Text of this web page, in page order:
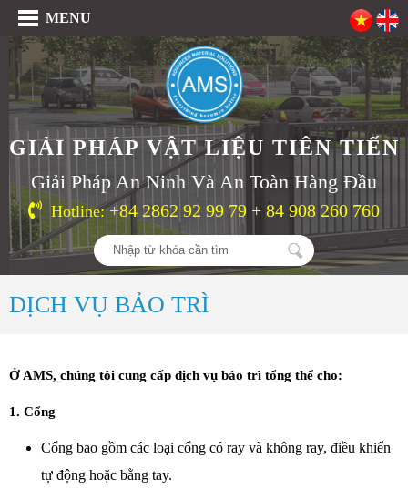
MENU
GIẢI PHÁP VẬT LIỆU TIÊN TIẾN
Giải Pháp An Ninh Và An Toàn Hàng Đầu
Hotline:+84 2862 92 99 79 + 84 908 260 760
DỊCH VỤ BẢO TRÌ
Ở AMS, chúng tôi cung cấp dịch vụ bảo trì tổng thể cho:
1. Cổng
Cổng bao gồm các loại cổng có ray và không ray, điều khiển
tự động hoặc bằng tay.